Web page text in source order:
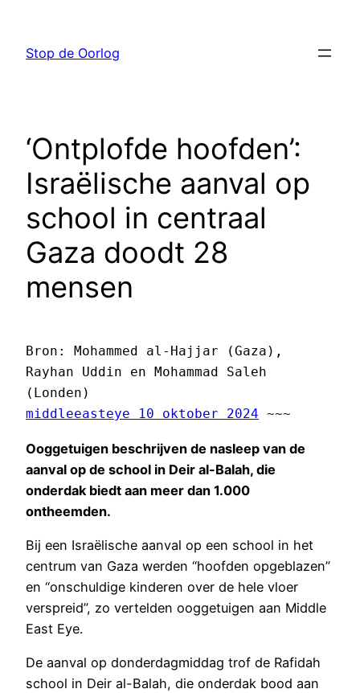
Stop de Oorlog
‘Ontplofde hoofden’:
Israëlische aanval op
school in centraal
Gaza doodt 28
mensen
Bron: Mohammed al-Hajjar (Gaza),
Rayhan Uddin en Mohammad Saleh
(Londen)
middleeasteye 10 oktober 2024 ~~~
Ooggetuigen beschrijven de nasleep van de
aanval op de school in Deir al-Balah, die
onderdak biedt aan meer dan 1.000
ontheemden.
Bij een Israëlische aanval op een school in het
centrum van Gaza werden “hoofden opgeblazen”
en “onschuldige kinderen over de hele vloer
verspreid”, zo vertelden ooggetuigen aan Middle
East Eye.
De aanval op donderdagmiddag trof de Rafidah
school in Deir al-Balah, die onderdak bood aan